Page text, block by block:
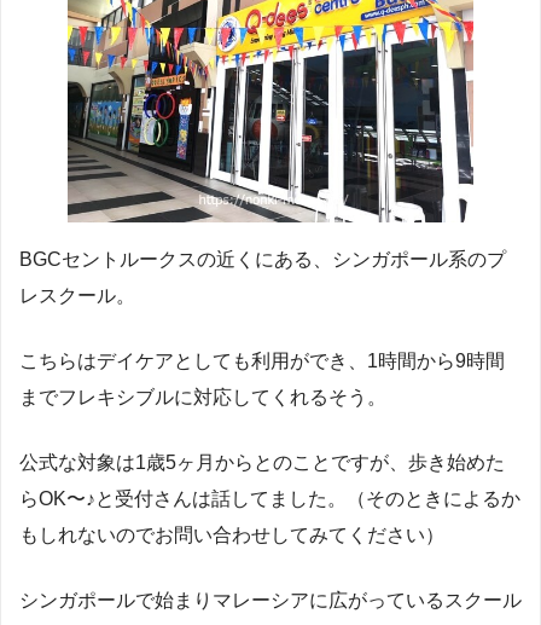
BGCセントルークスの近くにある、シンガポール系のプ
レスクール。
こちらはデイケアとしても利用ができ、1時間から9時間
までフレキシブルに対応してくれるそう。
公式な対象は1歳5ヶ月からとのことですが、歩き始めた
らOK〜♪と受付さんは話してました。（そのときによるか
もしれないのでお問い合わせしてみてください）
シンガポールで始まりマレーシアに広がっているスクール